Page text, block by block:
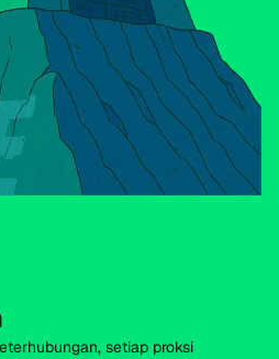
setiap proksi